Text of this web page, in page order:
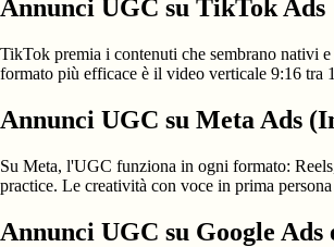
Annunci UGC su TikTok Ads
TikTok premia i contenuti che sembrano nativi
formato più efficace è il video verticale 9:16 tra
Annunci UGC su Meta Ads
Su Meta, l'UGC funziona in ogni formato:
practice. Le creatività con voce in prima
Annunci UGC su Google Ads